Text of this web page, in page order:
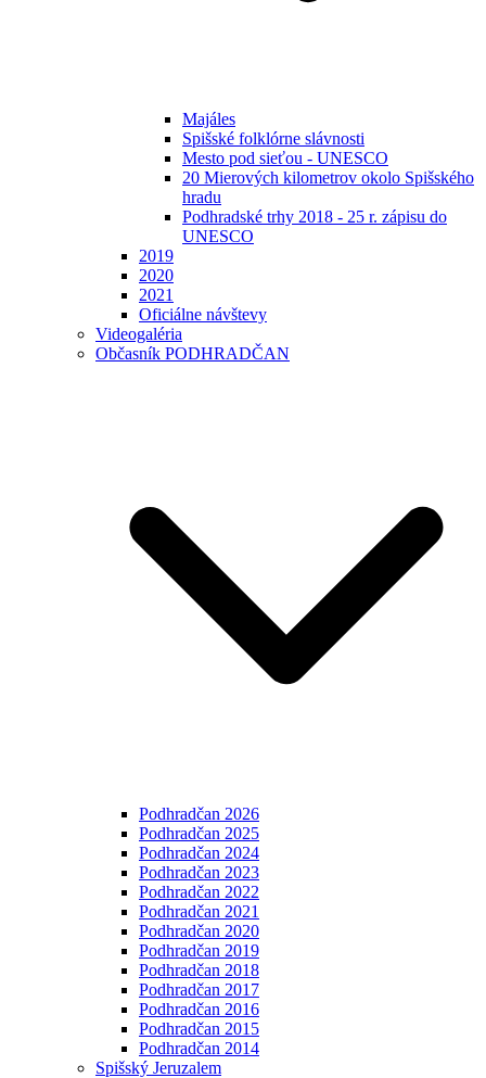
Majáles
Spišské folklórne slávnosti
Mesto pod sieťou - UNESCO
20 Mierových kilometrov okolo Spišského
hradu
Podhradské trhy 2018 - 25 r. zápisu do
UNESCO
2019
2020
2021
Oficiálne návštevy
Videogaléria
Občasník PODHRADČAN
Podhradčan 2026
Podhradčan 2025
Podhradčan 2024
Podhradčan 2023
Podhradčan 2022
Podhradčan 2021
Podhradčan 2020
Podhradčan 2019
Podhradčan 2018
Podhradčan 2017
Podhradčan 2016
Podhradčan 2015
Podhradčan 2014
Spišský Jeruzalem